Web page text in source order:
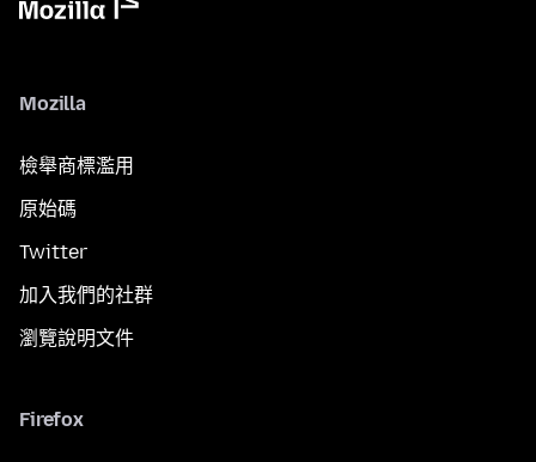
Mozilla
檢舉商標濫用
原始碼
Twitter
加入我們的社群
瀏覽說明文件
Firefox